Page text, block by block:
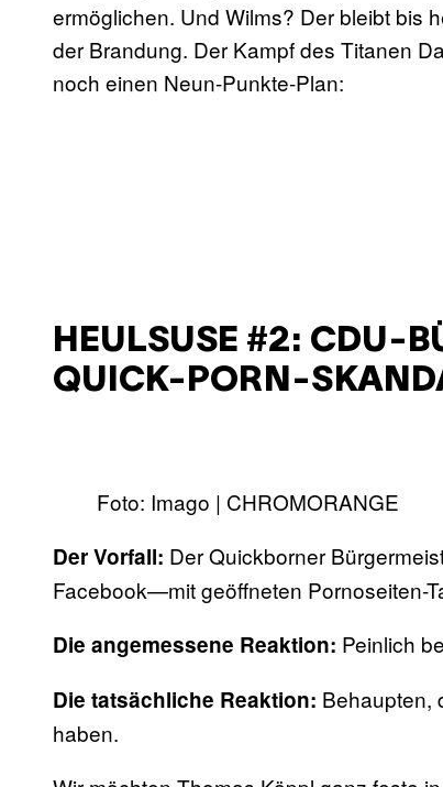
ermöglichen. Und Wilms? Der bleibt bis
der Brandung. Der Kampf des Titanen
noch einen Neun-Punkte-Plan:
HEULSUSE #2: CDU-
QUICK-PORN-
Foto: Imago | CHROMORANGE
Der Vorfall: Der Quickborner
Facebook—mit geöffneten Pornoseiten-
Die angemessene Reaktion: Peinlich
Die tatsächliche Reaktion: Behaupten,
haben.